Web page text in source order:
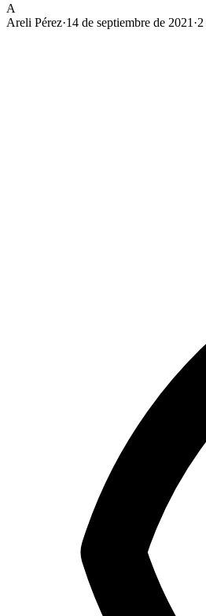
A
Areli Pérez·14 de septiembre de 2021 ·2